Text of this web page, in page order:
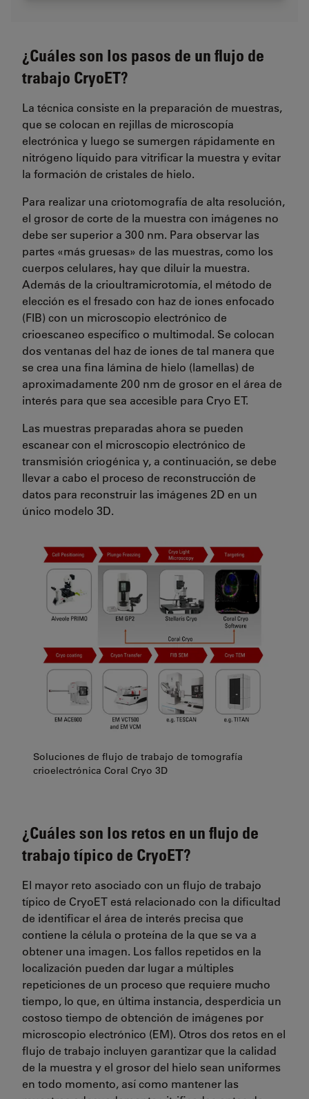
¿Cuáles son los pasos de un flujo de
trabajo CryoET?
La técnica consiste en la preparación de muestras,
que se colocan en rejillas de microscopía
electrónica y luego se sumergen rápidamente en
nitrógeno líquido para vitrificar la muestra y evitar
la formación de cristales de hielo.
Para realizar una criotomografía de alta resolución,
el grosor de corte de la muestra con imágenes no
debe ser superior a 300 nm. Para observar las
partes «más gruesas» de las muestras, como los
cuerpos celulares, hay que diluir la muestra.
Además de la crioultramicrotomía, el método de
elección es el fresado con haz de iones enfocado
(FIB) con un microscopio electrónico de
crioescaneo específico o multimodal. Se colocan
dos ventanas del haz de iones de tal manera que
se crea una fina lámina de hielo (lamellas) de
aproximadamente 200 nm de grosor en el área de
interés para que sea accesible para Cryo ET.
Las muestras preparadas ahora se pueden
escanear con el microscopio electrónico de
transmisión criogénica y, a continuación, se debe
llevar a cabo el proceso de reconstrucción de
datos para reconstruir las imágenes 2D en un
único modelo 3D.
Soluciones de flujo de trabajo de tomografía
crioelectrónica Coral Cryo 3D
¿Cuáles son los retos en un flujo de
trabajo típico de CryoET?
El mayor reto asociado con un flujo de trabajo
típico de CryoET está relacionado con la dificultad
de identificar el área de interés precisa que
contiene la célula o proteína de la que se va a
obtener una imagen. Los fallos repetidos en la
localización pueden dar lugar a múltiples
repeticiones de un proceso que requiere mucho
tiempo, lo que, en última instancia, desperdicia un
costoso tiempo de obtención de imágenes por
microscopio electrónico (EM). Otros dos retos en el
flujo de trabajo incluyen garantizar que la calidad
de la muestra y el grosor del hielo sean uniformes
en todo momento, así como mantener las